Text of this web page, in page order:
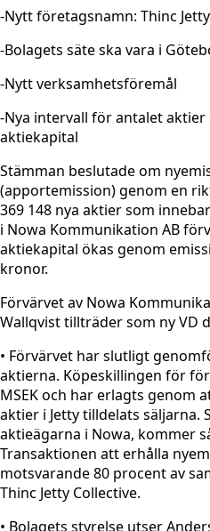
-Nytt företagsnamn: Thinc
-Bolagets säte ska vara i
-Nytt verksamhetsföremål
-Nya intervall för antalet
aktiekapital
Stämman beslutade om
(apportemission) genom en
369 148 nya aktier som
i Nowa Kommunikation AB
aktiekapital ökas genom
kronor.
Förvärvet av Nowa
Wallqvist tillträder som ny VD
• Förvärvet har slutligt
aktierna. Köpeskillingen för
MSEK och har erlagts genom
aktier i Jetty tilldelats säljarna.
aktieägarna i Nowa, kommer
Transaktionen att erhålla
motsvarande 80 procent av
Thinc Jetty Collective.
• Bolagets styrelse utser